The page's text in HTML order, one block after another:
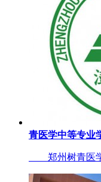
青医学中等专业
郑州树青医学